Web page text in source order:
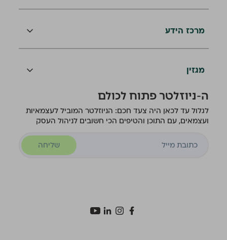
מרכז הידע
מגזין
ה-ניוזלטר פתוח לכולם
לגלול עד לכאן היה צעד חכם: הניוזלטר המוביל לעצמאיות
ועצמאים, עם התוכן והטיפים הכי חשובים לניהול העסק
שליחה